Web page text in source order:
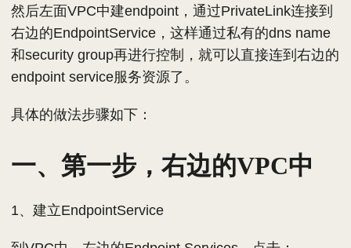
然后左面VPC中建endpoint，通过PrivateLink连接到
右边的EndpointService，这样通过私有的dns name
和security group再进行控制，就可以直接连到右边的
endpoint service服务资源了。
具体的做法步骤如下：
一、第一步，右边的VPC中
1、建立EndpointService